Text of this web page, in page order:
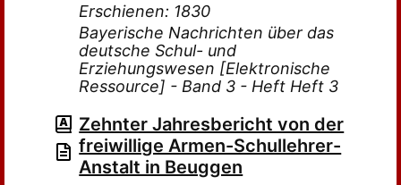
Erschienen: 1830
Bayerische Nachrichten über das
deutsche Schul- und
Erziehungswesen [Elektronische
Ressource] - Band 3 - Heft Heft 3
Zehnter Jahresbericht von der
freiwillige Armen-Schullehrer-
Anstalt in Beuggen